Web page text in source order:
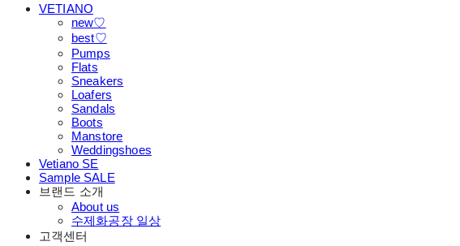
VETIANO
new♡
best♡
Pumps
Flats
Sneakers
Loafers
Sandals
Boots
Manstore
Weddingshoes
Vetiano SE
Sample SALE
브랜드 소개
About us
수제화공장 일상
고객센터